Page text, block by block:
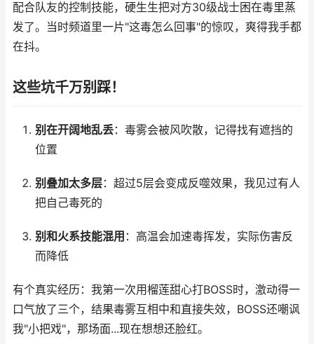
配合队友的控制技能，硬生生把对方30级战士困在毒里蒸
发了。当时频道里一片"这毒怎么回事"的惊叹，爽得我手都
在抖。
这些坑千万别踩！
别在开阔地乱丢：毒雾会被风吹散，记得找有遮挡的
位置
别叠加太多层：超过5层会变成反噬效果，我见过有人
把自己毒死的
别和火系技能混用 ：高温会加速毒挥发，实际伤害反
而降低
有个真实经历：我第一次用榴莲甜心打BOSS时，激动得一
口气放了三个，结果毒雾互相中和直接失效，BOSS还嘲讽
我"小把戏"，那场面...现在想想还脸红。